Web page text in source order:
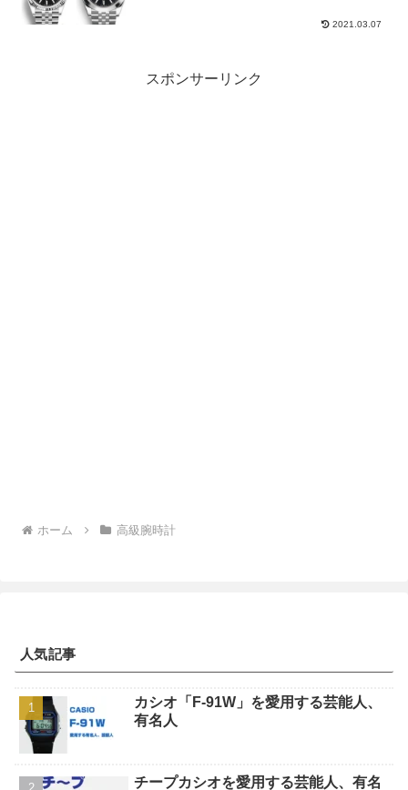
2021.03.07
スポンサーリンク
ホーム 高級腕時計
人気記事
カシオ「F-91W」を愛用する芸能人、
有名人
チープカシオを愛用する芸能人、有名